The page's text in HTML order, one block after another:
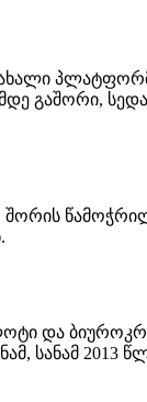
შორის
და
სანამ